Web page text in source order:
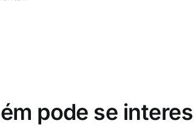
pode se